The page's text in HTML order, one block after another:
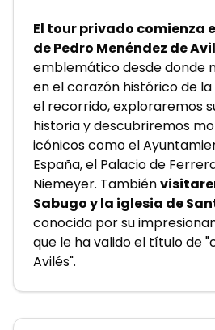
El tour privado comienza
de Pedro Menéndez de
emblemático desde donde
en el corazón histórico de
el recorrido, exploraremos
historia y descubriremos
icónicos como el
España, el Palacio de
Niemeyer. También
Sabugo y la iglesia de
conocida por su
que le ha valido el título de
Avilés".